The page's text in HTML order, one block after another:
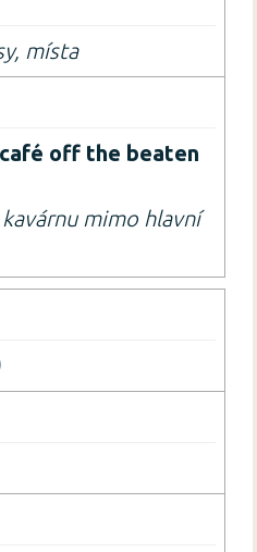
místa
off the beaten
mimo hlavní